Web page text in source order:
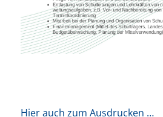
Hier auch zum Ausdrucken …